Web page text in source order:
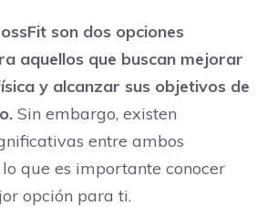
son dos opciones
aquellos que buscan mejorar
y alcanzar sus objetivos de
Sin embargo, existen
entre ambos
que es importante conocer
opción para ti.